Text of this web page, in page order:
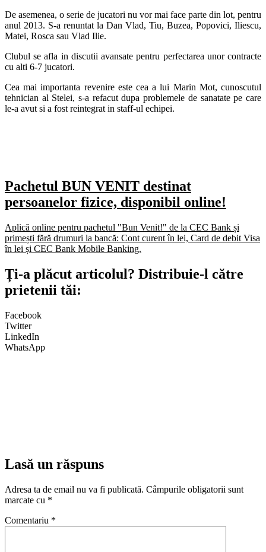
De asemenea, o serie de jucatori nu vor mai face parte din lot, pentru
anul 2013. S-a renuntat la Dan Vlad, Tiu, Buzea, Popovici, Iliescu,
Matei, Rosca sau Vlad Ilie.
Clubul se afla in discutii avansate pentru perfectarea unor contracte
cu alti 6-7 jucatori.
Cea mai importanta revenire este cea a lui Marin Mot, cunoscutul
tehnician al Stelei, s-a refacut dupa problemele de sanatate pe care
le-a avut si a fost reintegrat in staff-ul echipei.
Pachetul BUN VENIT destinat
persoanelor fizice, disponibil online!
Aplică online pentru pachetul "Bun Venit!" de la CEC Bank și
primești fără drumuri la bancă: Cont curent în lei, Card de debit Visa
în lei și CEC Bank Mobile Banking.​
Ți-a plăcut articolul? Distribuie-l către
prietenii tăi:
Facebook
Twitter
LinkedIn
WhatsApp
Lasă un răspuns
Adresa ta de email nu va fi publicată. Câmpurile obligatorii sunt
marcate cu *
Comentariu *